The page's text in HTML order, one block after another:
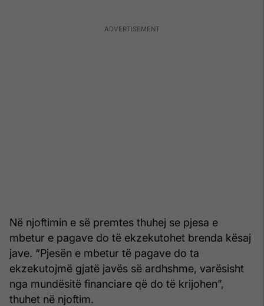
Në njoftimin e së premtes thuhej se pjesa e
mbetur e pagave do të ekzekutohet brenda kësaj
jave. “Pjesën e mbetur të pagave do ta
ekzekutojmë gjatë javës së ardhshme, varësisht
nga mundësitë financiare që do të krijohen”,
thuhet në njoftim.